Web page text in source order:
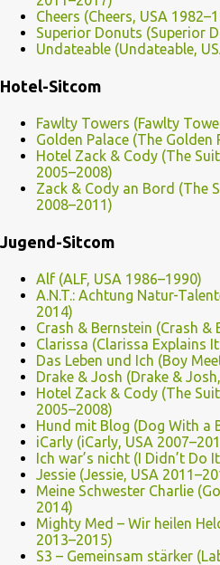
Cheers (Cheers, USA
Superior Donuts (Superior
Undateable (Undateable,
Hotel-Sitcom
Fawlty Towers (Fawlty
Golden Palace (The Golden
Hotel Zack & Cody (The
2005–2008)
Zack & Cody an Bord (The
2008–2011)
Jugend-Sitcom
Alf (ALF, USA 1986–1990)
A.N.T.: Achtung Natur-
2014)
Crash & Bernstein (Crash &
Clarissa (Clarissa Explains
Das Leben und Ich (Boy
Drake & Josh (Drake &
Hotel Zack & Cody (The
2005–2008)
Hund mit Blog (Dog With a
iCarly (iCarly, USA
Ich war’s nicht (I Didn’t Do
Jessie (Jessie, USA
Meine Schwester Charlie
2014)
Mighty Med – Wir heilen
2013–2015)
S3 – Gemeinsam stärker